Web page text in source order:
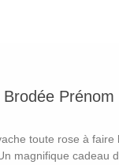
Prénom
toute rose à faire
magnifique cadeau